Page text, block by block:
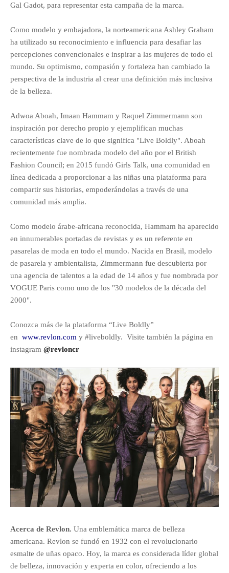
Gal Gadot, para representar esta campaña de la marca.
Como modelo y embajadora, la norteamericana Ashley Graham
ha utilizado su reconocimiento e influencia para desafiar las
percepciones convencionales e inspirar a las mujeres de todo el
mundo. Su optimismo, compasión y fortaleza han cambiado la
perspectiva de la industria al crear una definición más inclusiva
de la belleza.
Adwoa Aboah, Imaan Hammam y Raquel Zimmermann son
inspiración por derecho propio y ejemplifican muchas
características clave de lo que significa "Live Boldly". Aboah
recientemente fue nombrada modelo del año por el British
Fashion Council; en 2015 fundó Girls Talk, una comunidad en
línea dedicada a proporcionar a las niñas una plataforma para
compartir sus historias, empoderándolas a través de una
comunidad más amplia.
Como modelo árabe-africana reconocida, Hammam ha aparecido
en innumerables portadas de revistas y es un referente en
pasarelas de moda en todo el mundo. Nacida en Brasil, modelo
de pasarela y ambientalista, Zimmermann fue descubierta por
una agencia de talentos a la edad de 14 años y fue nombrada por
VOGUE Paris como uno de los "30 modelos de la década del
2000".
Conozca más de la plataforma “Live Boldly”
en www.revlon.com y #liveboldly. Visite también la página en
instagram @revloncr
Acerca de Revlon. Una emblemática marca de belleza
americana. Revlon se fundó en 1932 con el revolucionario
esmalte de uñas opaco. Hoy, la marca es considerada líder global
de belleza, innovación y experta en color, ofreciendo a los